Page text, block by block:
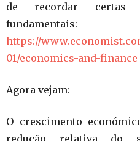
de recordar certas
fundamentais:
https://
01/economics-and-finance
Agora vejam:
O crescimento
redução relativa do